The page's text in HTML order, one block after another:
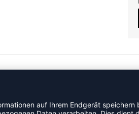
Design ist